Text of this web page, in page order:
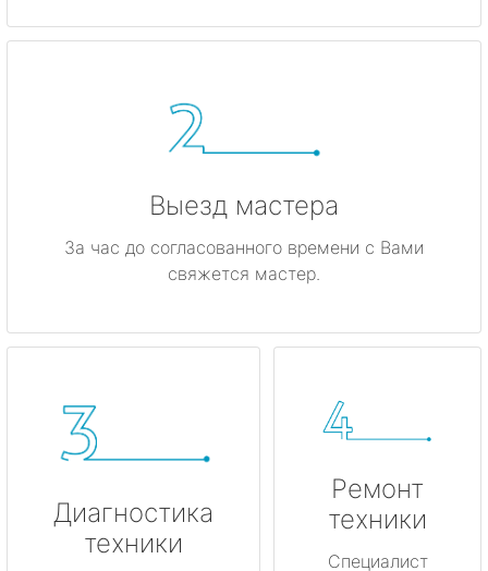
Выезд мастера
За час до согласованного времени с Вами
свяжется мастер.
Диагностика
техники
Ремонт
техники
Специалист